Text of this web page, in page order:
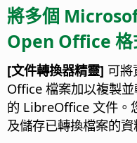
將多個
Open Office 格
[文件轉換器精靈] 可
Office 檔案加以複製
的 LibreOffice 文件。
及儲存已轉換檔案的資